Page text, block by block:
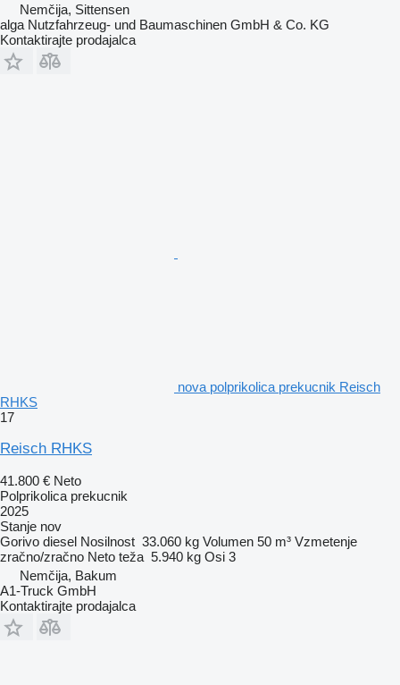
Nemčija, Sittensen
alga Nutzfahrzeug- und Baumaschinen GmbH & Co. KG
Kontaktirajte prodajalca
nova polprikolica prekucnik Reisch
RHKS
17
Reisch RHKS
41.800 € Neto
Polprikolica prekucnik
2025
Stanje nov
Gorivo diesel Nosilnost 33.060 kg Volumen 50 m³ Vzmetenje
zračno/zračno Neto teža 5.940 kg Osi 3
Nemčija, Bakum
A1-Truck GmbH
Kontaktirajte prodajalca